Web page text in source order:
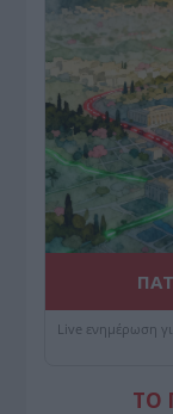
Live ενημέρωση
ΤΟ